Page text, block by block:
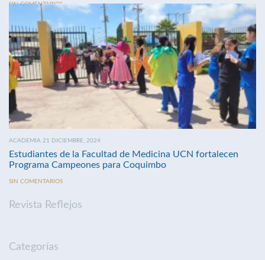
SIN COMENTARIOS
ACADEMIA 21 DICIEMBRE, 2024
Estudiantes de la Facultad de Medicina UCN fortalecen
Programa Campeones para Coquimbo
SIN COMENTARIOS
Revista Reflejos
Categorías